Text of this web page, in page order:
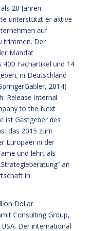
20 Jahren
unterstützt er aktive
auf
trimmen. Der
Mandat
Fachartikel und 14
in Deutschland
2014)
Release Internal
to the Next
ist Gastgeber des
das 2015 zum
Europäer in der
und lehrt als
an
in
Dollar
Consulting Group,
Der international